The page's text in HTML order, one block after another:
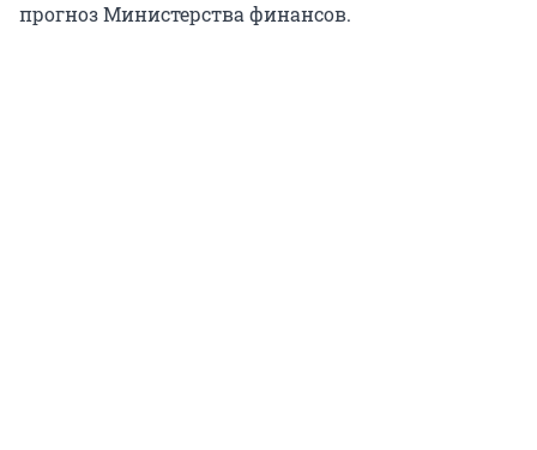
прогноз Министерства финансов.